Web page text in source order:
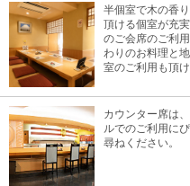
半個室で木の香
頂ける個室が充
のご会席のご利
わりのお料理と
室のご利用も頂
カウンター席は
ルでのご利用に
尋ねください。